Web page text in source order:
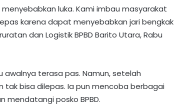
luka. Kami imbau masyarakat
karena dapat menyebabkan jari bengkak
dan Logistik BPBD Barito Utara, Rabu
awalnya terasa pas. Namun, setelah
bisa dilepas. Ia pun mencoba berbagai
mendatangi posko BPBD.